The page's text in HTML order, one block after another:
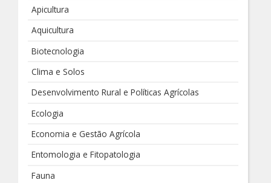
Apicultura
Aquicultura
Biotecnologia
Clima e Solos
Desenvolvimento Rural e Políticas Agrícolas
Ecologia
Economia e Gestão Agrícola
Entomologia e Fitopatologia
Fauna